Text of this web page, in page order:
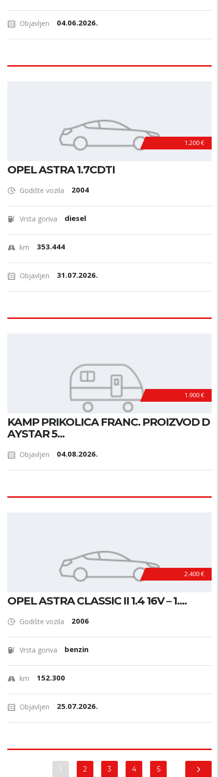
Objavljen 04.06.2026.
1.200 €
OPEL ASTRA 1.7CDTI
Godište vozila 2004
Vrsta goriva diesel
km 353.444
Objavljen 31.07.2026.
1.900 €
KAMP PRIKOLICA FRANC. PROIZVOD D
AYSTAR 5...
Objavljen 04.08.2026.
2.400 €
OPEL ASTRA CLASSIC II 1.4 16V – 1....
Godište vozila 2006
Vrsta goriva benzin
km 152.300
Objavljen 25.07.2026.
1 2 3 4 5